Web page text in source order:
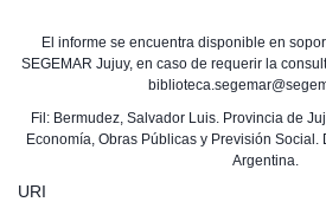
El informe se encuentra disponible en
SEGEMAR Jujuy, en caso de requerir la
Fil: Bermudez, Salvador Luis. Provincia de
Economía, Obras Públicas y Previsión
Argentina.
URI